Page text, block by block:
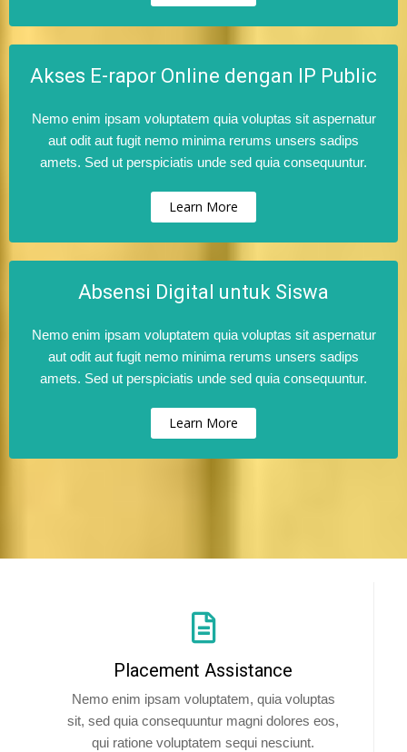
Akses E-rapor Online dengan IP Public
Nemo enim ipsam voluptatem quia voluptas sit aspernatur
aut odit aut fugit nemo minima rerums unsers sadips
amets. Sed ut perspiciatis unde sed quia consequuntur.
Learn More
Absensi Digital untuk Siswa
Nemo enim ipsam voluptatem quia voluptas sit aspernatur
aut odit aut fugit nemo minima rerums unsers sadips
amets. Sed ut perspiciatis unde sed quia consequuntur.
Learn More
Placement Assistance
Nemo enim ipsam voluptatem, quia voluptas
sit, sed quia consequuntur magni dolores eos,
qui ratione voluptatem sequi nesciunt.